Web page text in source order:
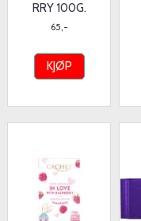
RRY 100G.
65,-
KJØP